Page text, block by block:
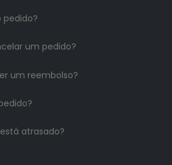
um pedido?
um reembolso?
atrasado?